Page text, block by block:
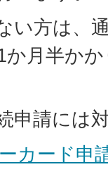
い方は、
か月半か
申請には
カード申